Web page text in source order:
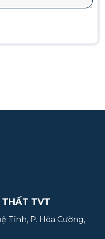
THẤT TVT
Tĩnh, P. Hòa Cường,